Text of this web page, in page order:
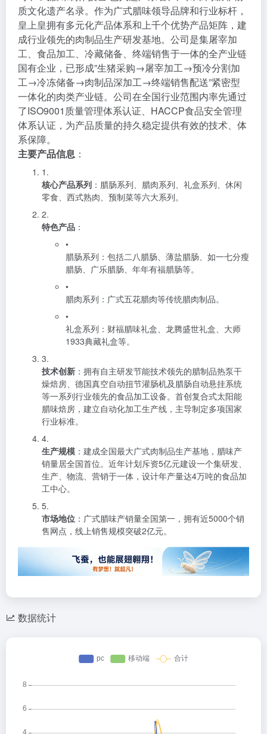
质文化遗产名录。作为广式腊味领导品牌和行业标杆，
皇上皇拥有多元化产品体系和上千个优势产品矩阵，建
成行业领先的肉制品生产研发基地。公司是集屠宰加
工、食品加工、冷藏储备、终端销售于一体的全产业链
国有企业，已形成”生猪采购→屠宰加工→预冷分割加
工→冷冻储备→肉制品深加工→终端销售配送”紧密型
一体化的肉类产业链。公司在全国行业范围内率先通过
了ISO9001质量管理体系认证、HACCP食品安全管理
体系认证，为产品质量的持久稳定提供有效的技术、体
系保障。
主要产品信息 ：
1.
核心产品系列 ：腊肠系列、腊肉系列、礼盒系列、休闲
零食、西式熟肉、预制菜等六大系列。
2.
特色产品 ：
•
腊肠系列：包括二八腊肠、薄盐腊肠、如一七分瘦
腊肠、广乐腊肠、年年有福腊肠等。
•
腊肉系列：广式五花腊肉等传统腊肉制品。
•
礼盒系列：财福腊味礼盒、龙腾盛世礼盒、大师
1933典藏礼盒等。
3.
技术创新 ：拥有自主研发节能技术领先的腊制品热泵干
燥焙房、德国真空自动扭节灌肠机及腊肠自动悬挂系统
等一系列行业领先的食品加工设备。首创复合式太阳能
腊味焙房，建立自动化加工生产线，主导制定多项国家
行业标准。
4.
生产规模 ：建成全国最大广式肉制品生产基地，腊味产
销量居全国首位。近年计划斥资5亿元建设一个集研发、
生产、物流、营销于一体，设计年产量达4万吨的食品加
工中心。
5.
市场地位 ：广式腊味产销量全国第一，拥有近5000个销
售网点，线上销售规模突破2亿元。
数据统计